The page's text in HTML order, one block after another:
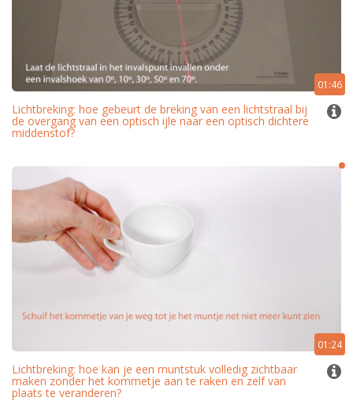
01:46
Lichtbreking: hoe gebeurt de breking van een lichtstraal bij
de overgang van een optisch ijle naar een optisch dichtere
middenstof?
01:24
Lichtbreking: hoe kan je een muntstuk volledig zichtbaar
maken zonder het kommetje aan te raken en zelf van
plaats te veranderen?